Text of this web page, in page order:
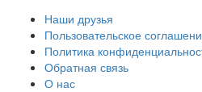
Наши друзья
Пользовательское
Политика
Обратная связь
О нас